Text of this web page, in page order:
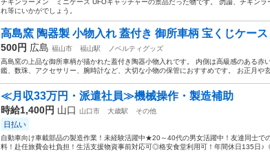
れ等にいかがでしょう。
高島窯 陶器製 小物入れ 蓋付き 御所車柄 宝くじケース
500円 広島 福山市 福山駅
ノベルティグッズ
高島窯の上品な御所車柄が描かれた蓋付き陶器小物入れです。 内側は高級感のある赤
鑑、数珠、アクセサリー、腕時計など、大切な小物の保管におすすめです。 お正月や
≪月収33万円・派遣社員≫機械操作・製造補助
時給1,400円 山口 山口市 大歳駅 その他
日払い
自動車向け車載部品の製造作業！未経験活躍中★20～40代の男女活躍中！友達同士で
料！赴任旅費会社負担！生活支援物資事前対応可◎格安食堂利用可！年間休日135日♪